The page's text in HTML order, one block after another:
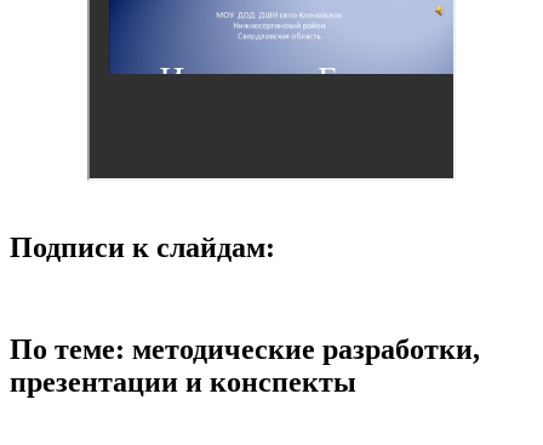
Подписи к слайдам:
По теме: методические разработки,
презентации и конспекты